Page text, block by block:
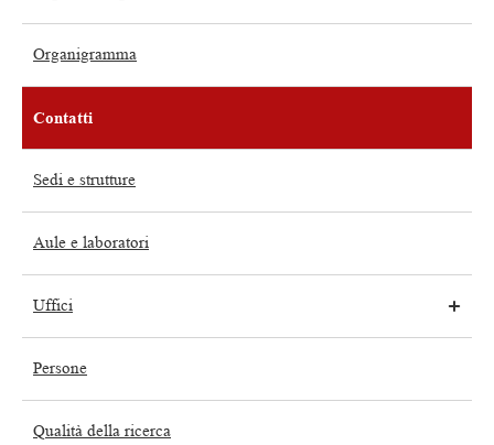
Organigramma
Contatti
Sedi e strutture
Aule e laboratori
Uffici
Persone
Qualità della ricerca